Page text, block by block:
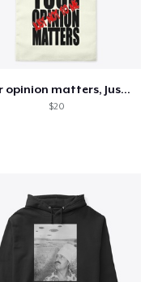
Your opinion matters, Just not to me!
$20